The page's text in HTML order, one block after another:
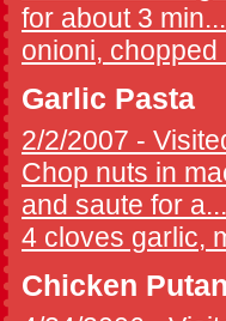
for about 3
onioni,
Garlic Pasta
2/2/2007 -
Chop nuts in
and saute for
4 cloves garlic,
Chicken